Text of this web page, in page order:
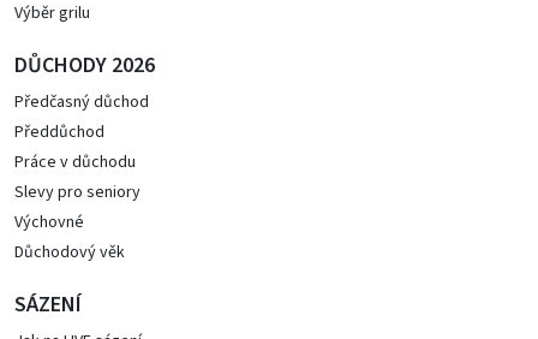
Výběr grilu
DŮCHODY 2026
Předčasný důchod
Předdůchod
Práce v důchodu
Slevy pro seniory
Výchovné
Důchodový věk
SÁZENÍ